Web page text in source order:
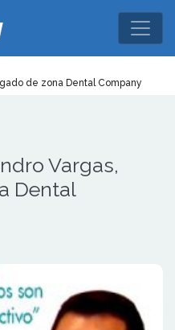
de zona Dental Company
Vargas,
Dental